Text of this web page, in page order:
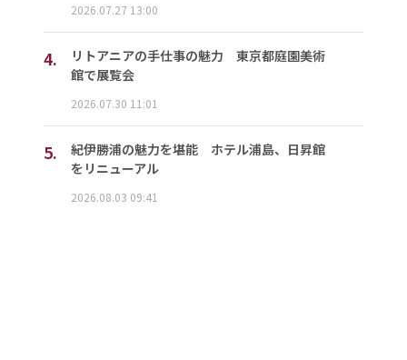
2026.07.27 13:00
4.
リトアニアの手仕事の魅力 東京都庭園美術
館で展覧会
2026.07.30 11:01
5.
紀伊勝浦の魅力を堪能 ホテル浦島、日昇館
をリニューアル
2026.08.03 09:41